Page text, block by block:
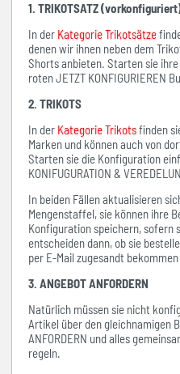
1. TRIKOTSATZ
In der Kategorie Trikotsätze
denen wir ihnen neben dem
Shorts anbieten. Starten sie
roten JETZT KONFIGURIEREN
2. TRIKOTS
In der Kategorie Trikotsfinden
Marken und können auch von
Starten sie die Konfiguration
KONIFUGURATION &
In beiden Fällen aktualisieren
Mengenstaffel, sie können ihre
Konfiguration speichern, sofern
entscheiden dann, ob sie
per E-Mail zugesandt
3. ANGEBOT ANFORDERN
Natürlich müssen sie nicht
Artikel über den gleichnamigen
ANFORDERN und alles
regeln.